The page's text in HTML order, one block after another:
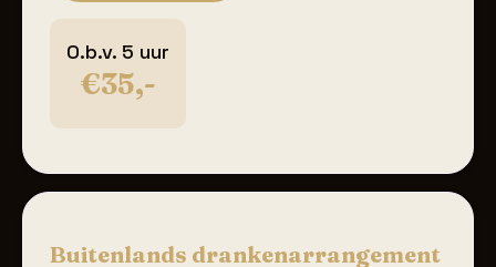
O.b.v. 5 uur
€35,-
Buitenlands drankenarrangement